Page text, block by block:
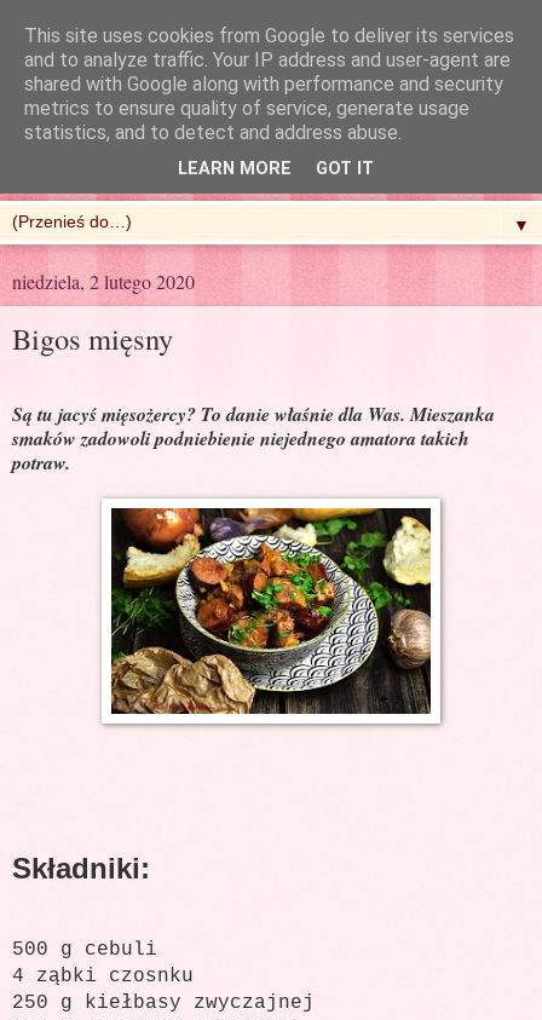
R'n'G Kitchen
▼
niedziela, 2 lutego 2020
Bigos mięsny
Są tu jacyś mięsożercy? To danie właśnie dla Was. Mieszanka
smaków zadowoli podniebienie niejednego amatora takich
potraw.
Składniki:
500 g cebuli
4 ząbki czosnku
250 g kiełbasy zwyczajnej
This site uses cookies from Google to deliver its services
and to analyze traffic. Your IP address and user-agent are
shared with Google along with performance and security
metrics to ensure quality of service, generate usage
statistics, and to detect and address abuse.
LEARN MORE GOT IT